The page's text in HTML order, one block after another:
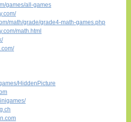
games/all-games
math/grade/grade4-math-games.php
math.html
HiddenPicture